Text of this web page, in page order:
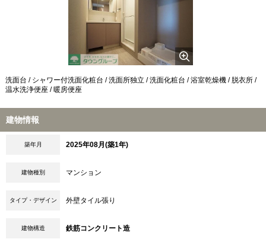
洗面台 / シャワー付洗面化粧台 / 洗面所独立 / 洗面化粧台 / 浴室乾燥機 / 脱衣所 /
温水洗浄便座 / 暖房便座
建物情報
築年月 2025年08月(築1年)
建物種別 マンション
タイプ・デザイン 外壁タイル張り
建物構造 鉄筋コンクリート造